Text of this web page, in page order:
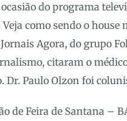
do programa
como sendo o house
Agora, do grupo
citaram o
Paulo Olzon foi
de Feira de Santana –